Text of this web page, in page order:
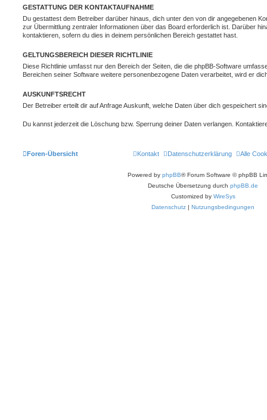
GESTATTUNG DER KONTAKTAUFNAHME
Du gestattest dem Betreiber darüber hinaus, dich unter den von dir angegebenen
zur Übermittlung zentraler Informationen über das Board erforderlich ist. Darüber
kontaktieren, sofern du dies in deinem persönlichen Bereich gestattet hast.
GELTUNGSBEREICH DIESER RICHTLINIE
Diese Richtlinie umfasst nur den Bereich der Seiten, die die phpBB-Software
Bereichen seiner Software weitere personenbezogene Daten verarbeitet, wird er
AUSKUNFTSRECHT
Der Betreiber erteilt dir auf Anfrage Auskunft, welche Daten über dich gespeichert
Du kannst jederzeit die Löschung bzw. Sperrung deiner Daten verlangen.
Foren-Übersicht Alle
Datenschutzerklärung
Kontakt
Powered by phpBB® Forum Software © phpBB
Deutsche Übersetzung durch phpBB.de
Customized by WireSys
Datenschutz
Nutzungsbedingungen